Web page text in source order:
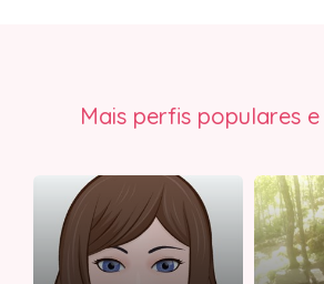
Mais perfis populares